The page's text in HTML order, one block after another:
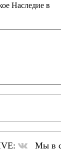
Наследие в
Мы в